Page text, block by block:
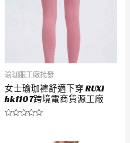
瑜珈服工廠批發
女士瑜珈褲舒適下穿 RUXI
hk1107跨境電商貨源工廠